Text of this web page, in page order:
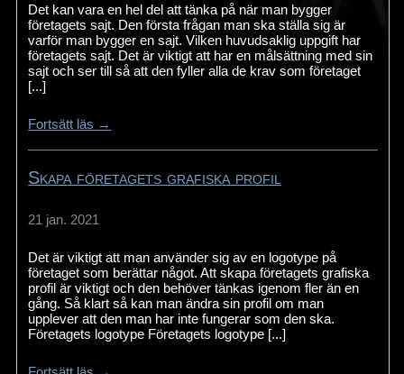
Det kan vara en hel del att tänka på när man bygger
företagets sajt. Den första frågan man ska ställa sig är
varför man bygger en sajt. Vilken huvudsaklig uppgift har
företagets sajt. Det är viktigt att har en målsättning med sin
sajt och ser till så att den fyller alla de krav som företaget
[...]
Fortsätt läs →
Skapa företagets grafiska profil
21 jan. 2021
Det är viktigt att man använder sig av en logotype på
företaget som berättar något. Att skapa företagets grafiska
profil är viktigt och den behöver tänkas igenom fler än en
gång. Så klart så kan man ändra sin profil om man
upplever att den man har inte fungerar som den ska.
Företagets logotype Företagets logotype [...]